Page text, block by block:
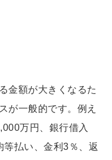
金額が大きくなるた
が一般的です。例え
万円、銀行借入
払い、金利3％、返